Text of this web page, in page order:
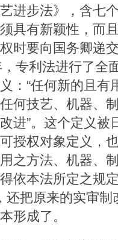
进步法》，含七
具有新颖性，而
时要向国务卿递
专利法进行了全
：“任何新的且有
何技艺、机器、
进”。这个定义被
授权对象定义，
之方法、机器、
依本法所定之规
还把原来的实审
形成了。